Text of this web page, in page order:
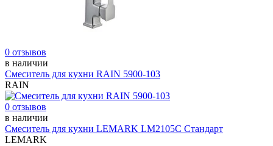
0 отзывов
в наличии
Смеситель для кухни RAIN 5900-103
RAIN
0 отзывов
в наличии
Смеситель для кухни LEMARK LM2105С Стандарт
LEMARK